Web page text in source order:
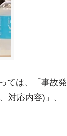
ては、「事故発
対応内容)」、